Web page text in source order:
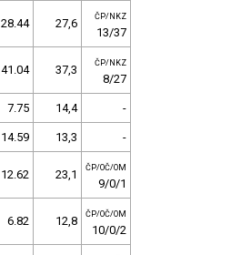
28.44 27,6 ČP/NKZ
13/37
41.04 37,3 ČP/NKZ
8/27
7.75 14,4 -
14.59 13,3 -
12.62 23,1 ČP/OČ/OM
9/0/1
6.82 12,8 ČP/OČ/OM
10/0/2